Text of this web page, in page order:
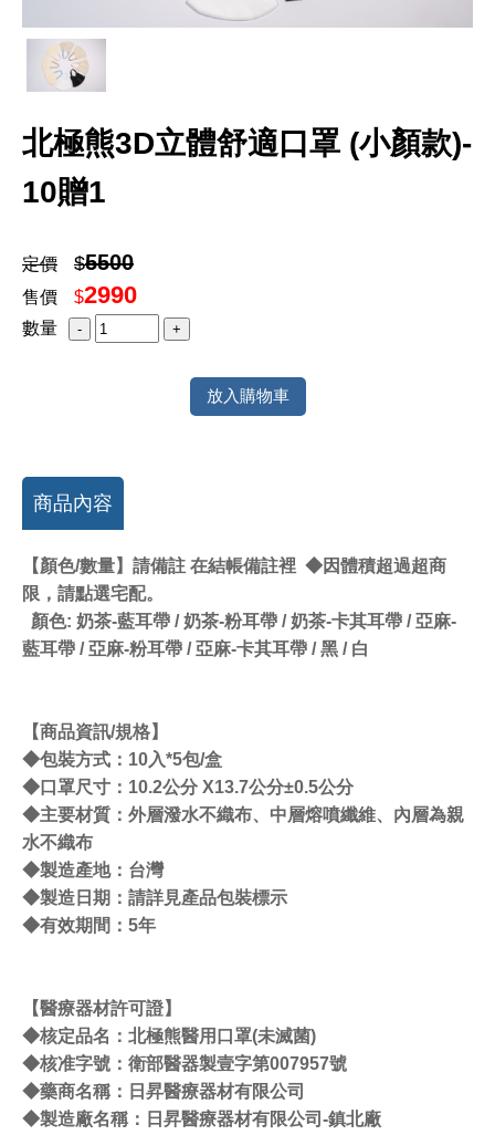
北極熊3D立體舒適口罩 (小顏款)-
10贈1
定價 $5500
售價 $2990
數量
放入購物車
商品內容
【顏色/數量】請備註 在結帳備註裡 ◆因體積超過超商
限，請點選宅配。
顏色: 奶茶-藍耳帶 / 奶茶-粉耳帶 / 奶茶-卡其耳帶 / 亞麻-
藍耳帶 / 亞麻-粉耳帶 / 亞麻-卡其耳帶 / 黑 / 白
【商品資訊/規格】
◆包裝方式：10入*5包/盒
◆口罩尺寸：10.2公分 X13.7公分±0.5公分
◆主要材質：外層潑水不織布、中層熔噴纖維、內層為親
水不織布
◆製造產地：台灣
◆製造日期：請詳見產品包裝標示
◆有效期間：5年
【醫療器材許可證】
◆核定品名：北極熊醫用口罩(未滅菌)
◆核准字號：衛部醫器製壹字第007957號
◆藥商名稱：日昇醫療器材有限公司
◆製造廠名稱：日昇醫療器材有限公司-鎮北廠